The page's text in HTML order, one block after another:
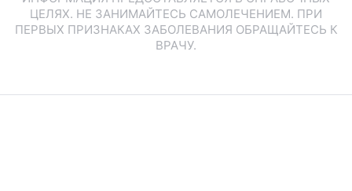
ЦЕЛЯХ. НЕ ЗАНИМАЙТЕСЬ САМОЛЕЧЕНИЕМ. ПРИ
ПЕРВЫХ ПРИЗНАКАХ ЗАБОЛЕВАНИЯ ОБРАЩАЙТЕСЬ К
ВРАЧУ.